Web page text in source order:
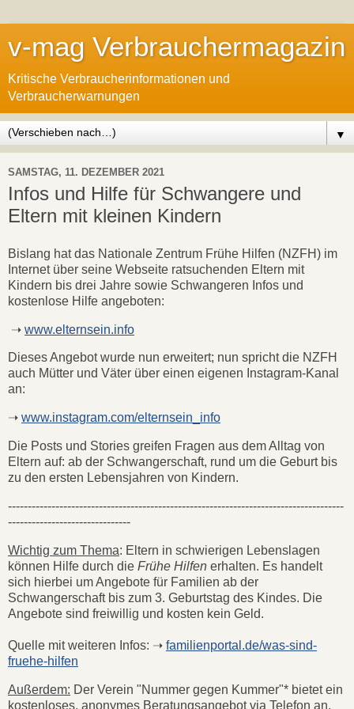
v-mag Verbrauchermagazin
Kritische Verbraucherinformationen und
Verbraucherwarnungen
▼
SAMSTAG, 11. DEZEMBER 2021
Infos und Hilfe für Schwangere und
Eltern mit kleinen Kindern
Bislang hat das Nationale Zentrum Frühe Hilfen (NZFH) im
Internet über seine Webseite ratsuchenden Eltern mit
Kindern bis drei Jahre sowie Schwangeren Infos und
kostenlose Hilfe angeboten:
➝ www.elternsein.info
Dieses Angebot wurde nun erweitert; nun spricht die NZFH
auch Mütter und Väter über einen eigenen Instagram-Kanal
an:
➝ www.instagram.com/elternsein_info
Die Posts und Stories greifen Fragen aus dem Alltag von
Eltern auf: ab der Schwangerschaft, rund um die Geburt bis
zu den ersten Lebensjahren von Kindern.
-------------------------------------------------------------------------------------
-------------------------------
Wichtig zum Thema: Eltern in schwierigen Lebenslagen
können Hilfe durch die Frühe Hilfen erhalten. Es handelt
sich hierbei um Angebote für Familien ab der
Schwangerschaft bis zum 3. Geburtstag des Kindes. Die
Angebote sind freiwillig und kosten kein Geld.
Quelle mit weiteren Infos: ➝ familienportal.de/was-sind-
fruehe-hilfen
Außerdem: Der Verein "Nummer gegen Kummer"* bietet ein
kostenloses, anonymes Beratungsangebot via Telefon an,